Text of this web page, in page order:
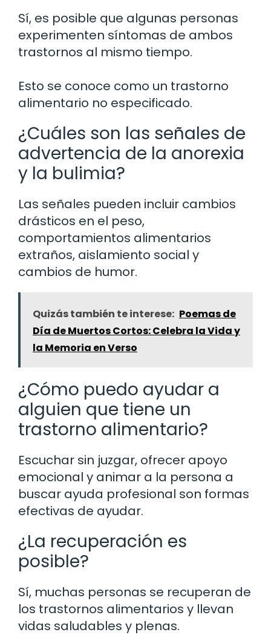
Sí, es posible que algunas personas
experimenten síntomas de ambos
trastornos al mismo tiempo.
Esto se conoce como un trastorno
alimentario no especificado.
¿Cuáles son las señales de
advertencia de la anorexia
y la bulimia?
Las señales pueden incluir cambios
drásticos en el peso,
comportamientos alimentarios
extraños, aislamiento social y
cambios de humor.
Quizás también te interese: Poemas de
Día de Muertos Cortos: Celebra la Vida y
la Memoria en Verso
¿Cómo puedo ayudar a
alguien que tiene un
trastorno alimentario?
Escuchar sin juzgar, ofrecer apoyo
emocional y animar a la persona a
buscar ayuda profesional son formas
efectivas de ayudar.
¿La recuperación es
posible?
Sí, muchas personas se recuperan de
los trastornos alimentarios y llevan
vidas saludables y plenas.